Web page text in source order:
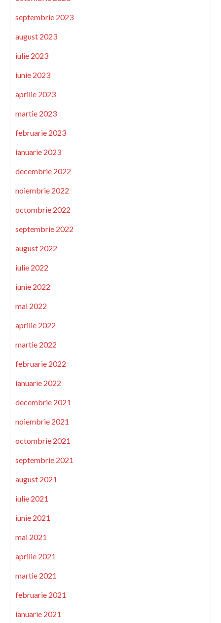
septembrie 2023
august 2023
iulie 2023
iunie 2023
aprilie 2023
martie 2023
februarie 2023
ianuarie 2023
decembrie 2022
noiembrie 2022
octombrie 2022
septembrie 2022
august 2022
iulie 2022
iunie 2022
mai 2022
aprilie 2022
martie 2022
februarie 2022
ianuarie 2022
decembrie 2021
noiembrie 2021
octombrie 2021
septembrie 2021
august 2021
iulie 2021
iunie 2021
mai 2021
aprilie 2021
martie 2021
februarie 2021
ianuarie 2021